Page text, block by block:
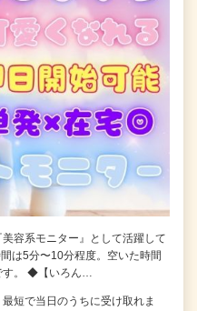
容系モニター』として活躍して
は5分〜10分程度。空いた時間
す。 ◆【いろん…
短で当日のうちに受け取れま